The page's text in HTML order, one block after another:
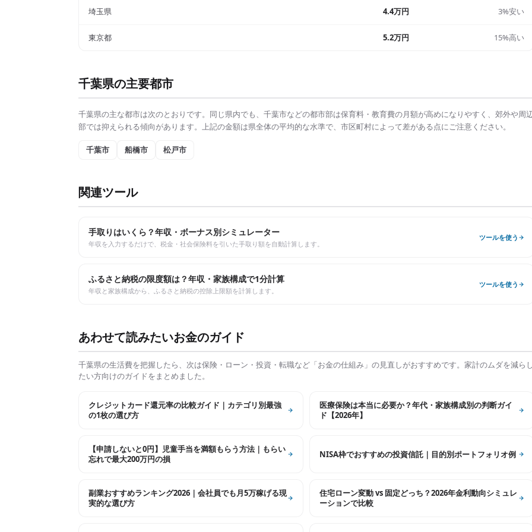
埼玉県 4.4万円 3%安い
東京都 5.2万円 15%高い
千葉県の主要都市
千葉県の主な都市は次のとおりです。同じ県内でも、 千葉市などの都市部は保育料・教育費の月額が高めになりやすく、郊外や周
部では抑えられる傾向があります。上記の金額は県全体の平均的な水準で、市区町村によって差がある点にご注意ください。
千葉市 船橋市 松戸市
関連ツール
手取りはいくら？年収・ボーナス別シミュレーター
年収を入力するだけで、税金・社会保険料を引いた手取り額を自動計算します。
ツールを使う
ふるさと納税の限度額は？年収・家族構成で1分計算
年収と家族構成から、ふるさと納税の控除上限額を計算します。
ツールを使う
あわせて読みたいお金のガイド
千葉県の生活費を把握したら、次は保険・ローン・投資・転職など「お金の仕組み」の見直しがおすすめです。家計のムダを減ら
たい方向けのガイドをまとめました。
クレジットカード還元率の比較ガイド｜カテゴリ別最強
の1枚の選び方
医療保険は本当に必要か？年代・家族構成別の判断ガイ
ド【2026年】
【申請しないと0円】児童手当を満額もらう方法｜もらい
忘れで最大200万円の損
NISA枠でおすすめの投資信託｜目的別ポートフォリオ例
副業おすすめランキング2026｜会社員でも月5万稼げる現
実的な選び方
住宅ローン変動 vs 固定どっち？2026年金利動向シミュレ
ーションで比較